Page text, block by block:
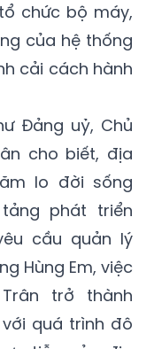
chức bộ máy,
của hệ thống
cải cách hành
Đảng uỷ, Chủ
cho biết, địa
lo đời sống
phát triển
cầu quản lý
Hùng Em, việc
trở thành
quá trình đô